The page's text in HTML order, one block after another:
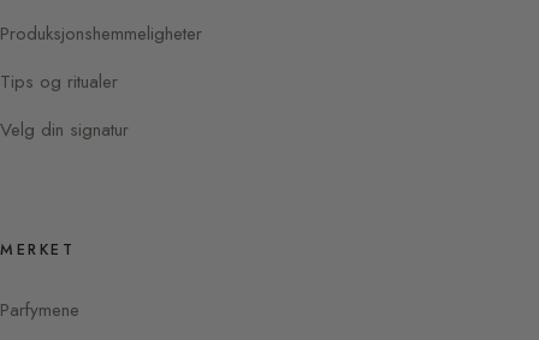
Produksjonshemmeligheter
Tips og ritualer
Velg din signatur
MERKET
Parfymene